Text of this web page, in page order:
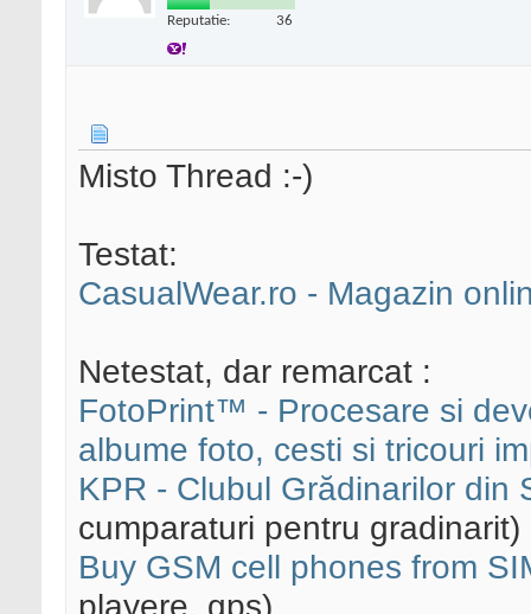
Reputatie: 36
Misto Thread :-)
Testat:
CasualWear.ro - Magazin
Netestat, dar remarcat :
FotoPrint™ - Procesare si
albume foto, cesti si tricouri
KPR - Clubul Grădinarilor din
cumparaturi pentru gradinarit)
Buy GSM cell phones from
playere, gps)